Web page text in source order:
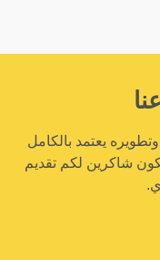
يعتمد بالكامل
شاكرين لكم تقديم